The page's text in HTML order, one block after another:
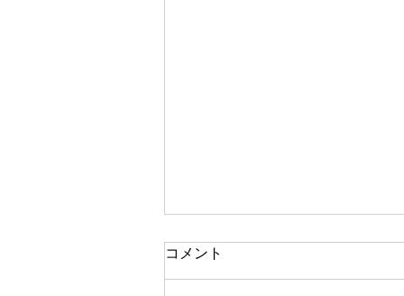
一人で頑張る
今思い返すと、私が大変なとき、
コメント